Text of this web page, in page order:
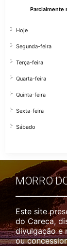
Parcialmente
Hoje
Segunda-feira
Terça-feira
Quarta-feira
Quinta-feira
Sexta-feira
Sábado
MORRO
Este site
do Careca,
divulgação e
ou